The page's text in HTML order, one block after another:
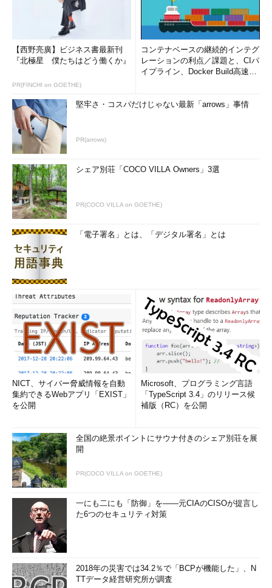
【西野亮廣】ビジネス書最新刊
『北極星 僕たちはどう働くか』
PR(FINCHI on GOETHE)
コンテナベースの継続的インテグ
レーションの利点／課題と、CIパ
イプライン、Docker Build高速化
堅牢さ・コスパだけじゃない最新「arrows」事情
PR(arrows)
シェア別荘「COCO VILLA Owners」3選
PR(COCO VILLA on GOETHE)
「電子署名」とは、「デジタル署名」とは
NICT、サイバー脅威情報を自動
集約できるWebアプリ「EXIST」
を公開
Microsoft、プログラミング言語
「TypeScript 3.4」のリリース候
補版（RC）を公開
全国の絶景ポイントにサウナ付きのシェア別荘を展
開
PR(COCO VILLA on GOETHE)
一にも二にも「防御」を――元CIAのCISOが提言し
た6つのセキュリティ対策
2018年の災害では34.2％で「BCPが機能した」、N
TTデータ経営研究所が調査